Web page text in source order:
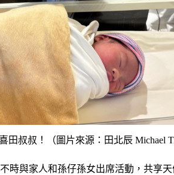
叔叔！（圖片來源：田北辰 Michael
時與家人和孫仔孫女出席活動，共享